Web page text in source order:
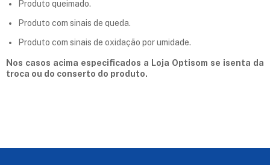
Produto queimado.
Produto com sinais de queda.
Produto com sinais de oxidação por umidade.
Nos casos acima especificados a Loja Optisom se isenta da
troca ou do conserto do produto.